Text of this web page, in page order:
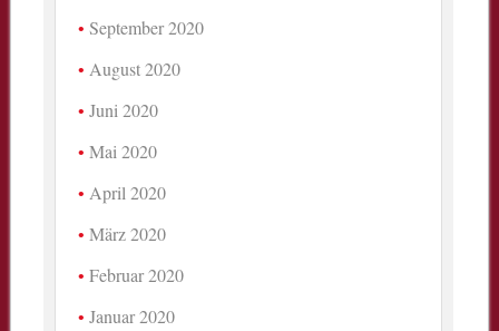
September 2020
August 2020
Juni 2020
Mai 2020
April 2020
März 2020
Februar 2020
Januar 2020